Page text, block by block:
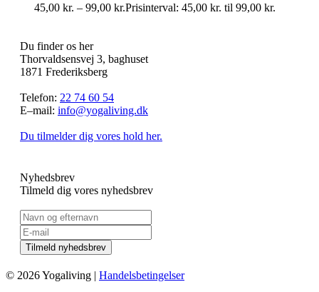
45,00 kr. – 99,00 kr.Prisinterval: 45,00 kr. til 99,00 kr.
Du finder os her
Thorvaldsensvej 3, baghuset
1871 Frederiksberg
Telefon: 22 74 60 54
E–mail: info@yogaliving.dk
Du tilmelder dig vores hold her.
Nyhedsbrev
Tilmeld dig vores nyhedsbrev
© 2026 Yogaliving | Handelsbetingelser